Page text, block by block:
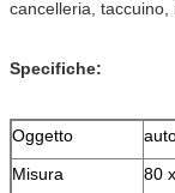
cancelleria,
Specifiche:
Oggetto
Misura
80